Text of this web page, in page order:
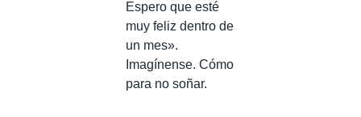
Espero que esté
muy feliz dentro de
un mes».
Imagínense. Cómo
para no soñar.